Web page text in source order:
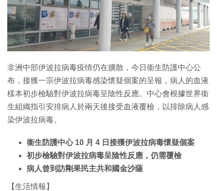
特集
非洲中部伊波拉病毒疫情仍在擴散，今日衞生防護中心公
布，接獲一宗伊波拉病毒感染懷疑個案的呈報，病人的血液
樣本初步檢驗對伊波拉病毒呈陰性反應。中心會根據世界衞
生組織指引安排病人於兩天後接受血液覆檢，以排除病人感
染伊波拉病毒。
衞生防護中心 10 月 4 日接獲伊波拉病毒懷疑個案
初步檢驗對伊波拉病毒呈陰性反應，仍需覆檢
病人曾到訪剛果民主共和國金沙薩
【生活情報】